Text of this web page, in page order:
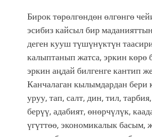
Бирок төрөлгөндөн өлгөнгө
эсибиз кайсыл бир
деген кууш түшүнүктүн
калыптанып жатса, эркин көрө
эркин аңдай билгенге кантип
Канчалаган кылымдардан бери
уруу, тап, салт, дин, тил,
берүү, адабият, өнөрчүлүк,
үгүттөө, экономикалык басым,